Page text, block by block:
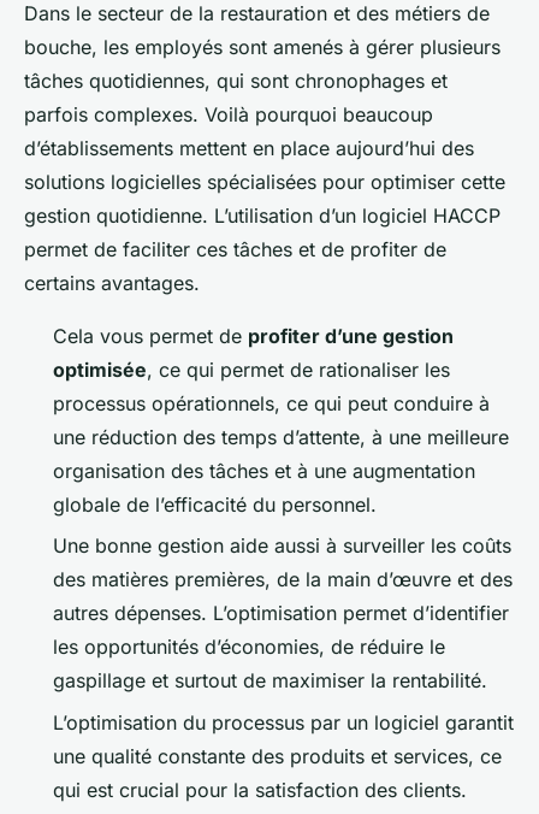
Dans le secteur de la restauration et des métiers de
bouche, les employés sont amenés à gérer plusieurs
tâches quotidiennes, qui sont chronophages et
parfois complexes. Voilà pourquoi beaucoup
d’établissements mettent en place aujourd’hui des
solutions logicielles spécialisées pour optimiser cette
gestion quotidienne. L’utilisation d’un logiciel HACCP
permet de faciliter ces tâches et de profiter de
certains avantages.
Cela vous permet de profiter d’une gestion
optimisée, ce qui permet de rationaliser les
processus opérationnels, ce qui peut conduire à
une réduction des temps d’attente, à une meilleure
organisation des tâches et à une augmentation
globale de l’efficacité du personnel.
Une bonne gestion aide aussi à surveiller les coûts
des matières premières, de la main d’œuvre et des
autres dépenses. L’optimisation permet d’identifier
les opportunités d’économies, de réduire le
gaspillage et surtout de maximiser la rentabilité.
L’optimisation du processus par un logiciel garantit
une qualité constante des produits et services, ce
qui est crucial pour la satisfaction des clients.